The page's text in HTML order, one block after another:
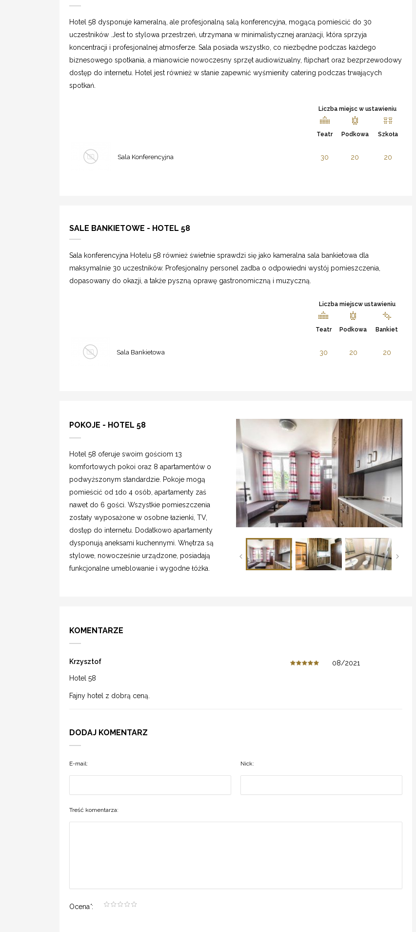
Hotel 58 dysponuje kameralną, ale profesjonalną salą konferencyjna, mogącą pomieścić do 30
uczestników .Jest to stylowa przestrzeń, utrzymana w minimalistycznej aranżacji, która sprzyja
koncentracji i profesjonalnej atmosferze. Sala posiada wszystko, co niezbędne podczas każdego
biznesowego spotkania, a mianowicie nowoczesny sprzęt audiowizualny, flipchart oraz bezprzewodowy
dostęp do internetu. Hotel jest również w stanie zapewnić wyśmienity catering podczas trwających
spotkań.
Liczba miejsc w ustawieniu
Teatr Podkowa Szkoła
Sala Konferencyjna 30 20 20
SALE BANKIETOWE - HOTEL 58
Sala konferencyjna Hotelu 58 również świetnie sprawdzi się jako kameralna sala bankietowa dla
maksymalnie 30 uczestników. Profesjonalny personel zadba o odpowiedni wystój pomieszczenia,
dopasowany do okazji, a także pyszną oprawę gastronomiczną i muzyczną.
Liczba miejscw ustawieniu
Teatr Podkowa Bankiet
Sala Bankietowa 30 20 20
POKOJE - HOTEL 58
Hotel 58 oferuje swoim gościom 13
komfortowych pokoi oraz 8 apartamentów o
podwyższonym standardzie. Pokoje mogą
pomieścić od 1do 4 osób, apartamenty zaś
nawet do 6 gości. Wszystkie pomieszczenia
zostały wyposażone w osobne łazienki, TV,
dostęp do internetu. Dodatkowo apartamenty
dysponują aneksami kuchennymi. Wnętrza są
stylowe, nowocześnie urządzone, posiadają
funkcjonalne umeblowanie i wygodne łóżka.
KOMENTARZE
Krzysztof
Hotel 58
Fajny hotel z dobrą ceną.
08/2021
DODAJ KOMENTARZ
Nick:
E-mail:
Treść komentarza:
Ocena*: